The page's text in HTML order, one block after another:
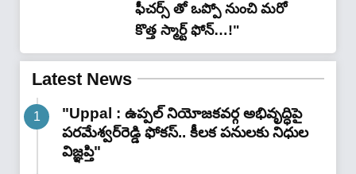
ఫీచర్స్ తో ఒప్పో నుంచి మరో
కొత్త స్మార్ట్ ఫోన్…!"
Latest News
"Uppal : ఉప్పల్ నియోజకవర్గ అభివృద్ధిపై
పరమేశ్వర్‌రెడ్డి ఫోకస్.. కీలక పనులకు నిధుల
విజ్ఞప్తి"